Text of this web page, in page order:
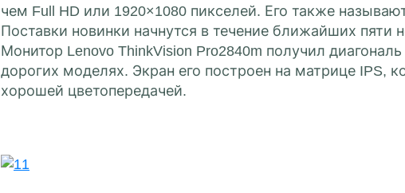
чем Full HD или 1920×1080 пикселей. Его также
Поставки новинки начнутся в течение ближайших
Монитор Lenovo ThinkVision Pro2840m получил
дорогих моделях. Экран его построен на матрице IPS,
хорошей цветопередачей.